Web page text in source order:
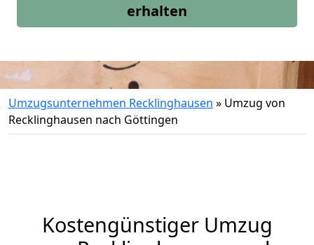
erhalten
Umzugsunternehmen Recklinghausen » Umzug von
Recklinghausen nach Göttingen
Kostengünstiger Umzug